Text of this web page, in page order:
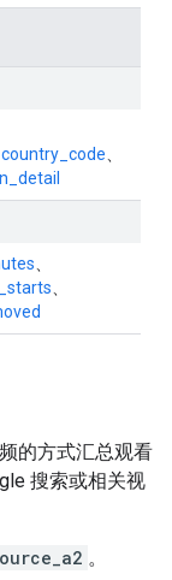
country_code
的方式汇总观看
搜索或相关视
。